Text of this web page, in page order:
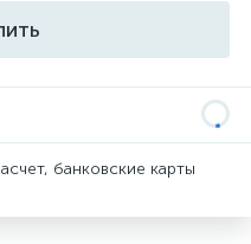
банковские карты